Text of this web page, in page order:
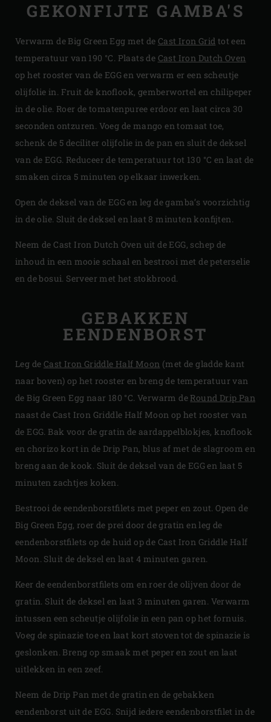
GEKONFIJTE GAMBA'S
Verwarm de Big Green Egg met de Cast Iron Grid tot een
temperatuur van 190 °C. Plaats de Cast Iron Dutch Oven
op het rooster van de EGG en verwarm er een scheutje
olijfolie in. Fruit de knoflook, gemberwortel en chilipeper
in de olie. Roer de tomatenpuree erdoor en laat circa 30
seconden ontzuren. Voeg de mango en tomaat toe,
schenk de 5 deciliter olijfolie in de pan en sluit de deksel
van de EGG. Reduceer de temperatuur tot 130 °C en laat de
smaken circa 5 minuten op elkaar inwerken.
Open de deksel van de EGG en leg de gamba’s voorzichtig
in de olie. Sluit de deksel en laat 8 minuten konfijten.
Neem de Cast Iron Dutch Oven uit de EGG, schep de
inhoud in een mooie schaal en bestrooi met de peterselie
en de bosui. Serveer met het stokbrood.
GEBAKKEN
EENDENBORST
Leg de Cast Iron Griddle Half Moon (met de gladde kant
naar boven) op het rooster en breng de temperatuur van
de Big Green Egg naar 180 °C. Verwarm deRound Drip Pan
naast de Cast Iron Griddle Half Moon op het rooster van
de EGG. Bak voor de gratin de aardappelblokjes, knoflook
en chorizo kort in de Drip Pan, blus af met de slagroom en
breng aan de kook. Sluit de deksel van de EGG en laat 5
minuten zachtjes koken.
Bestrooi de eendenborstfilets met peper en zout. Open de
Big Green Egg, roer de prei door de gratin en leg de
eendenborstfilets op de huid op de Cast Iron Griddle Half
Moon. Sluit de deksel en laat 4 minuten garen.
Keer de eendenborstfilets om en roer de olijven door de
gratin. Sluit de deksel en laat 3 minuten garen. Verwarm
intussen een scheutje olijfolie in een pan op het fornuis.
Voeg de spinazie toe en laat kort stoven tot de spinazie is
geslonken. Breng op smaak met peper en zout en laat
uitlekken in een zeef.
Neem de Drip Pan met de gratin en de gebakken
eendenborst uit de EGG. Snijd iedere eendenborstfilet in de